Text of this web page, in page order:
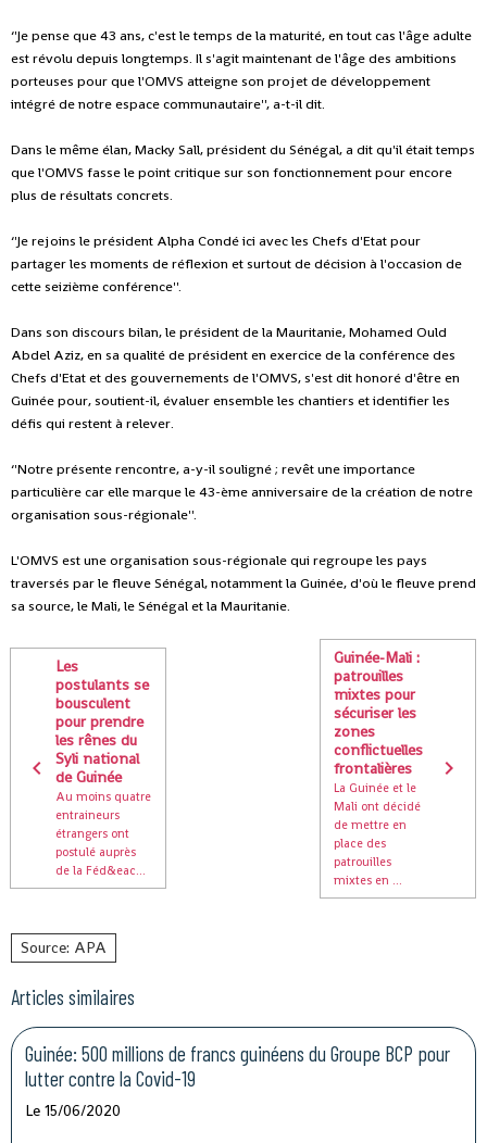
‘'Je pense que 43 ans, c'est le temps de la maturité, en tout cas l'âge adulte
est révolu depuis longtemps. Il s'agit maintenant de l'âge des ambitions
porteuses pour que l'OMVS atteigne son projet de développement
intégré de notre espace communautaire'', a-t-il dit.
Dans le même élan, Macky Sall, président du Sénégal, a dit qu'il était temps
que l'OMVS fasse le point critique sur son fonctionnement pour encore
plus de résultats concrets.
‘'Je rejoins le président Alpha Condé ici avec les Chefs d'Etat pour
partager les moments de réflexion et surtout de décision à l'occasion de
cette seizième conférence''.
Dans son discours bilan, le président de la Mauritanie, Mohamed Ould
Abdel Aziz, en sa qualité de président en exercice de la conférence des
Chefs d'Etat et des gouvernements de l'OMVS, s'est dit honoré d'être en
Guinée pour, soutient-il, évaluer ensemble les chantiers et identifier les
défis qui restent à relever.
‘'Notre présente rencontre, a-y-il souligné ; revêt une importance
particulière car elle marque le 43-ème anniversaire de la création de notre
organisation sous-régionale''.
L'OMVS est une organisation sous-régionale qui regroupe les pays
traversés par le fleuve Sénégal, notamment la Guinée, d'où le fleuve prend
sa source, le Mali, le Sénégal et la Mauritanie.
Les
postulants se
bousculent
pour prendre
les rênes du
Syli national
de Guinée
Au moins quatre
entraineurs
étrangers ont
postulé auprès
de la Féd&eac...
Guinée-Mali :
patrouilles
mixtes pour
sécuriser les
zones
conflictuelles
frontalières
La Guinée et le
Mali ont décidé
de mettre en
place des
patrouilles
mixtes en ...
Source: APA
Articles similaires
Guinée: 500 millions de francs guinéens du Groupe BCP pour
lutter contre la Covid-19
Le 15/06/2020